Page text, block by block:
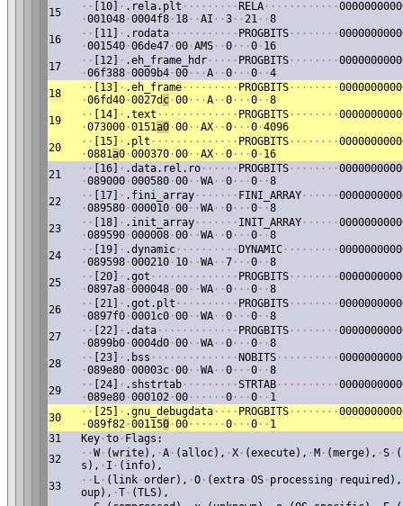
15
· · [10] · .rela.plt · · · · · · · · · RELA · · · · · · · · · · · ·
·001048 ·0004f8 · 18 · ·AI · ·3 · ·21 · ·8
16
· · [11] · .rodata · · · · · · · · · · · PROGBITS · · · · · · · ·
·001540 ·06de47 ·00 ·AMS · ·0 · · ·0 · 16
17
· · [12] · .eh_frame_hdr · · · · · PROGBITS · · · · · · · ·
·06f388 ·0009b4 ·00 · · ·A · ·0 · · ·0 · ·4
18
· · [13] · .eh_frame · · · · · · · · · PROGBITS · · · · · · · ·
·06fd40 ·0027d c ·00 · · ·A · ·0 · · ·0 · ·8
19
· · [14] · .text · · · · · · · · · · · · · PROGBITS · · · · · · · ·
·073000 ·0151a0 ·00 · ·AX · ·0 · · ·0 ·4096
20
· · [15] · .plt · · · · · · · · · · · · · · PROGBITS · · · · · · · ·
·0881a0 ·000370 ·00 · ·AX · ·0 · · ·0 · 16
21
· · [16] · .data.rel.ro · · · · · · PROGBITS · · · · · · · ·
·089000 ·000580 ·00 · ·WA · ·0 · · ·0 · ·8
22
· · [17] · .fini_array · · · · · · · FINI_ARRAY · · · · · ·
·089580 ·000010 ·00 · ·WA · ·0 · · ·0 · ·8
23
· · [18] · .init_array · · · · · · · INIT_ARRAY · · · · · ·
·089590 ·000008 ·00 · ·WA · ·0 · · ·0 · ·8
24
· · [19] · .dynamic · · · · · · · · · · DYNAMIC · · · · · · · · ·
·089598 ·000210 · 10 · ·WA · ·7 · · ·0 · ·8
25
· · [20] · .got · · · · · · · · · · · · · · PROGBITS · · · · · · · ·
·0897a8 ·000048 ·00 · ·WA · ·0 · · ·0 · ·8
26
· · [21] · .got.plt · · · · · · · · · · PROGBITS · · · · · · · ·
·0897f0 ·0001c0 ·00 · ·WA · ·0 · · ·0 · ·8
27
· · [22] · .data · · · · · · · · · · · · · PROGBITS · · · · · · · ·
·0899b0 ·0004d0 ·00 · ·WA · ·0 · · ·0 · ·8
28
· · [23] · .bss · · · · · · · · · · · · · · NOBITS · · · · · · · · · ·
·089e80 ·00003c ·00 · ·WA · ·0 · · ·0 · ·8
29
· · [24] · .shstrtab · · · · · · · · ·STRTAB · · · · · · · · · ·
·089e80 ·000102 ·00 · · · · · ·0 · · ·0 · · 1
30
· · [25] · .gnu_debugdata · · · · PROGBITS · · · · · · · ·
·089f82 ·001150 ·00 · · · · · ·0 · · ·0 · · 1
31
Key ·to · Flags:
32
· ·W· (write), ·A · (alloc), ·X · (execute), · M · (merge), ·S ·
s), · I · (info),
33
· · L · (link ·order), ·O · (extra ·OS · processing · required),
oup), ·T · (TLS),